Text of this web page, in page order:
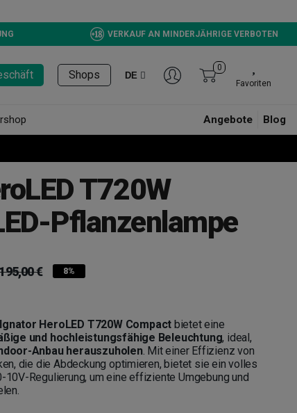
VERKAUF AN MINDERJÄHRIGE VERBOTEN
Shops DE
0
Favoriten
Angebote Blog
T720W
Pflanzenlampe
€ 8%
Ignator HeroLED T720W Compact bietet eine
und hochleistungsfähige Beleuchtung, ideal,
Anbau herauszuholen. Mit einer Effizienz von
die die Abdeckung optimieren, bietet sie ein volles
Regulierung, um eine effiziente Umgebung und